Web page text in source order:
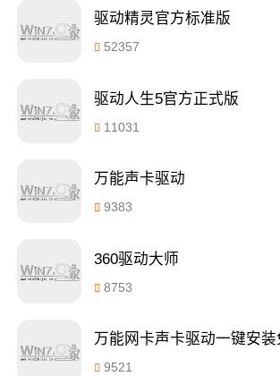
驱动精灵官方标准版
52357
驱动人生5官方正式版
11031
万能声卡驱动
9383
360驱动大师
8753
9521